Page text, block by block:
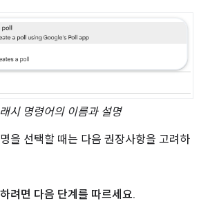
시 명령어의 이름과 설명
을 선택할 때는 다음 권장사항을 고려하
려면 다음 단계를 따르세요.